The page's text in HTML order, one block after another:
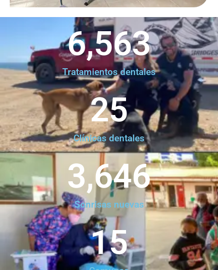
Tratamientos dentales
6,563
Clínicas dentales
25
Sonrisas nuevas
3,646
15